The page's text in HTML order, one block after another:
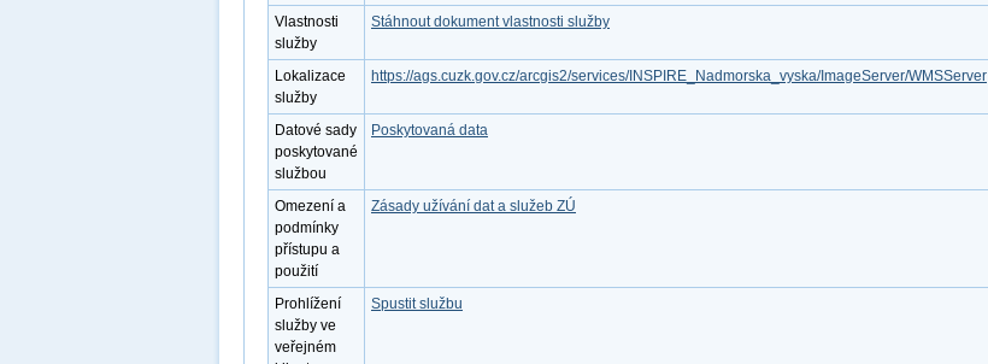
Vlastnosti
služby
Stáhnout dokument vlastnosti služby
Lokalizace
služby
https://ags.cuzk.gov.cz/arcgis2/services/INSPIRE_Nadmorska_vyska/ImageServer/WMSServer
Datové sady
poskytované
službou
Poskytovaná data
Omezení a
podmínky
přístupu a
použití
Zásady užívání dat a služeb ZÚ
Prohlížení
služby ve
veřejném
Spustit službu